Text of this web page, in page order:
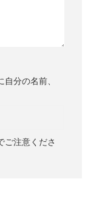
分の名前、
ご注意くださ